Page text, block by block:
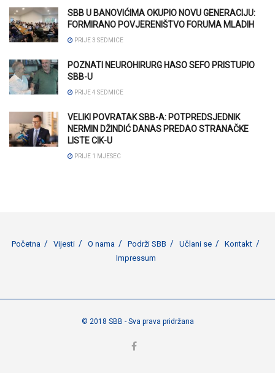
SBB U BANOVIĆIMA OKUPIO NOVU GENERACIJU:
FORMIRANO POVJERENIŠTVO FORUMA MLADIH
PRIJE 3 SEDMICE
POZNATI NEUROHIRURG HASO SEFO PRISTUPIO
SBB-U
PRIJE 4 SEDMICE
VELIKI POVRATAK SBB-A: POTPREDSJEDNIK
NERMIN DŽINDIĆ DANAS PREDAO STRANAČKE
LISTE CIK-U
PRIJE 1 MJESEC
Početna Vijesti O nama Podrži SBB Učlani se
Kontakt
Impressum
© 2018 SBB - Sva prava pridržana